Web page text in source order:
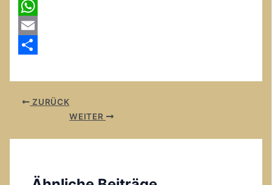
X
WhatsApp
Email
ZURÜCK
WEITER